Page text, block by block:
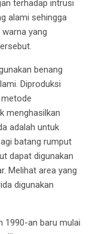
terhadap intrusi
alami sehingga
yang
benang
Diproduksi
menghasilkan
adalah untuk
batang rumput
dapat digunakan
Melihat area yang
digunakan
1990-an baru mulai